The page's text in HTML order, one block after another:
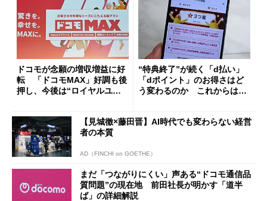
ドコモが念願の増収増益に好
転 「ドコモMAX」好調も後
押し、今後は“ロイヤルユー
“特典終了”が続く「d払い」
「dポイント」のお得さはど
う変わるのか これからは
【見城徹×藤田晋】AI時代でも変わらない経営
者の本質
AD（FINCHI on GOETHE）
まだ「つながりにくい」声ある“ドコモ通信品
質問題”の現在地 前田社長が明かす「道半
ば」の詳細解説